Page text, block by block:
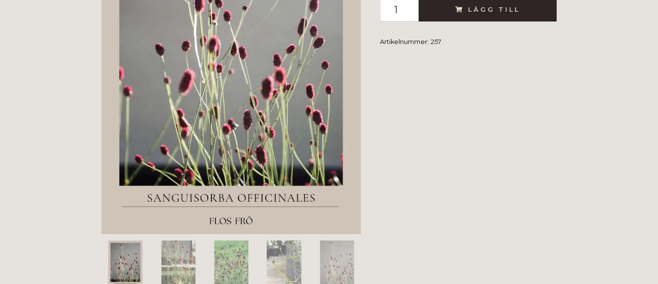
LÄGG TILL
Artikelnummer: 257